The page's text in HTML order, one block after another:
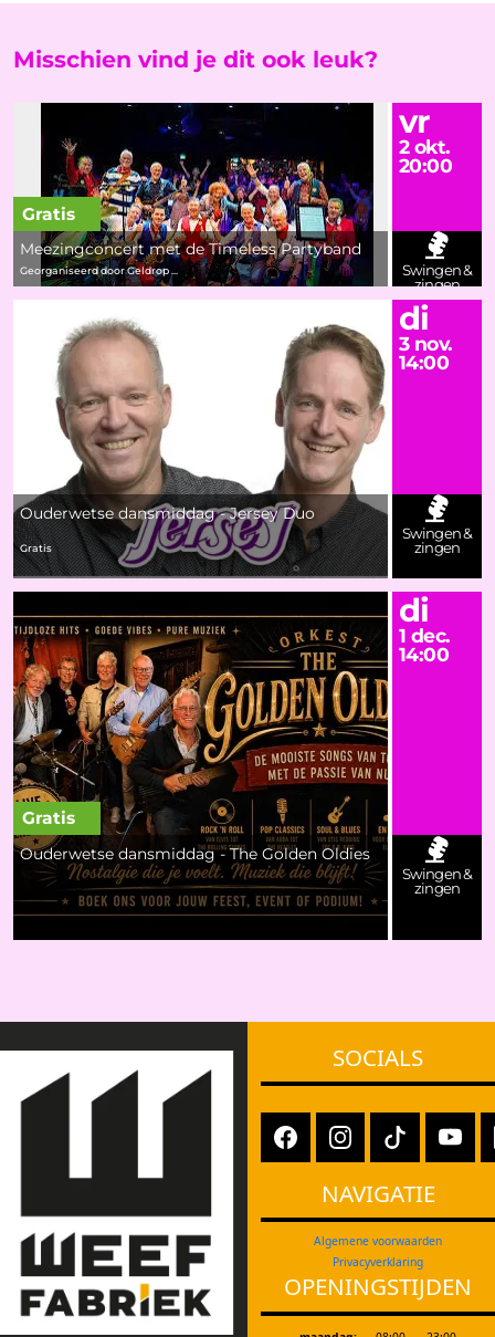
Misschien vind je dit ook leuk?
Meezingconcert met de Timeless Partyband
Georganiseerd door Geldrop ...
vr
2 okt.
20:00
Swingen &
zingen
Gratis
Ouderwetse dansmiddag - Jersey Duo
Gratis
di
3 nov.
14:00
Swingen &
zingen
Ouderwetse dansmiddag - The Golden Oldies
di
1 dec.
14:00
Swingen &
zingen
Gratis
SOCIALS
NAVIGATIE
Algemene voorwaarden
Privacyverklaring
OPENINGSTIJDEN